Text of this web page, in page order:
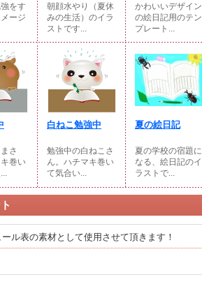
をす
ージ
朝顔水やり（夏休
みの生活）のイラ
ストです...
かわいいデザイン
の絵日記用のテン
プレート...
さ
巻い
白ねこ勉強中
勉強中の白ねこさ
ん。ハチマキ巻い
て気合い...
夏の絵日記
夏の学校の宿題に
なる、絵日記のイ
ラストで...
ル表の素材として使用させて頂きます！